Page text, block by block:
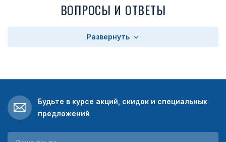
военные билеты, личные дела и трудовые книжки
спасения» необходимо носить на левой части груди, а
если у кавалера имеются прочие награды МВД
пятиугольную колодку. Основа производится из томпака и
получила круглую форму диаметром 32 миллиметра. Она
выполняется в золотом цвете и получила с реверсной
стороны выпуклый бортик. На аверсе изображено
ВОПРОСЫ И ОТВЕТЫ
Развернуть
Будьте в курсе акций, скидок и специальных
предложений